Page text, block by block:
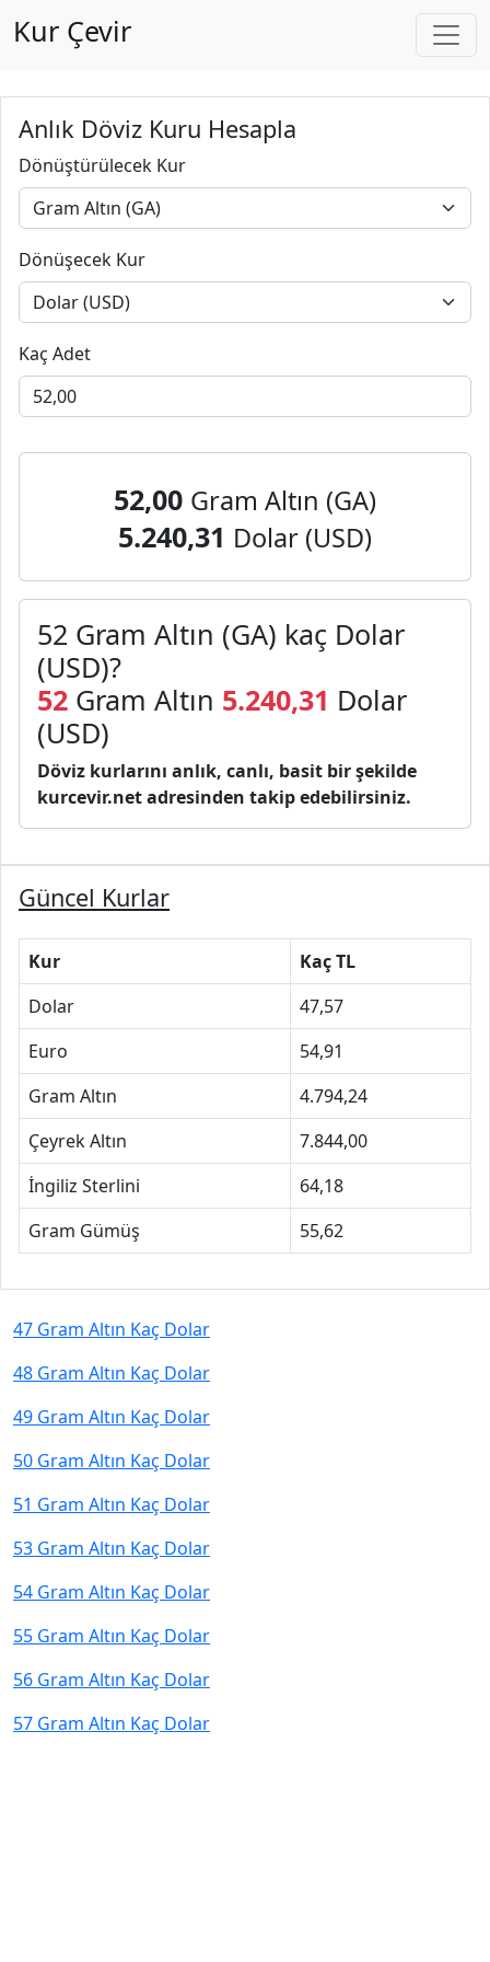
Kur Çevir
Anlık Döviz Kuru Hesapla
Dönüştürülecek Kur
Dönüşecek Kur
Kaç Adet
52,00 Gram Altın (GA)
5.240,31 Dolar (USD)
52 Gram Altın (GA) kaç Dolar
(USD)?
52 Gram Altın 5.240,31 Dolar
(USD)
Döviz kurlarını anlık, canlı, basit bir şekilde
kurcevir.net adresinden takip edebilirsiniz.
Güncel Kurlar
Kur
Kaç TL
Dolar
47,57
Euro
54,91
Gram Altın
4.794,24
Çeyrek Altın
7.844,00
İngiliz Sterlini
64,18
Gram Gümüş
55,62
47 Gram Altın Kaç Dolar
48 Gram Altın Kaç Dolar
49 Gram Altın Kaç Dolar
50 Gram Altın Kaç Dolar
51 Gram Altın Kaç Dolar
53 Gram Altın Kaç Dolar
54 Gram Altın Kaç Dolar
55 Gram Altın Kaç Dolar
56 Gram Altın Kaç Dolar
57 Gram Altın Kaç Dolar